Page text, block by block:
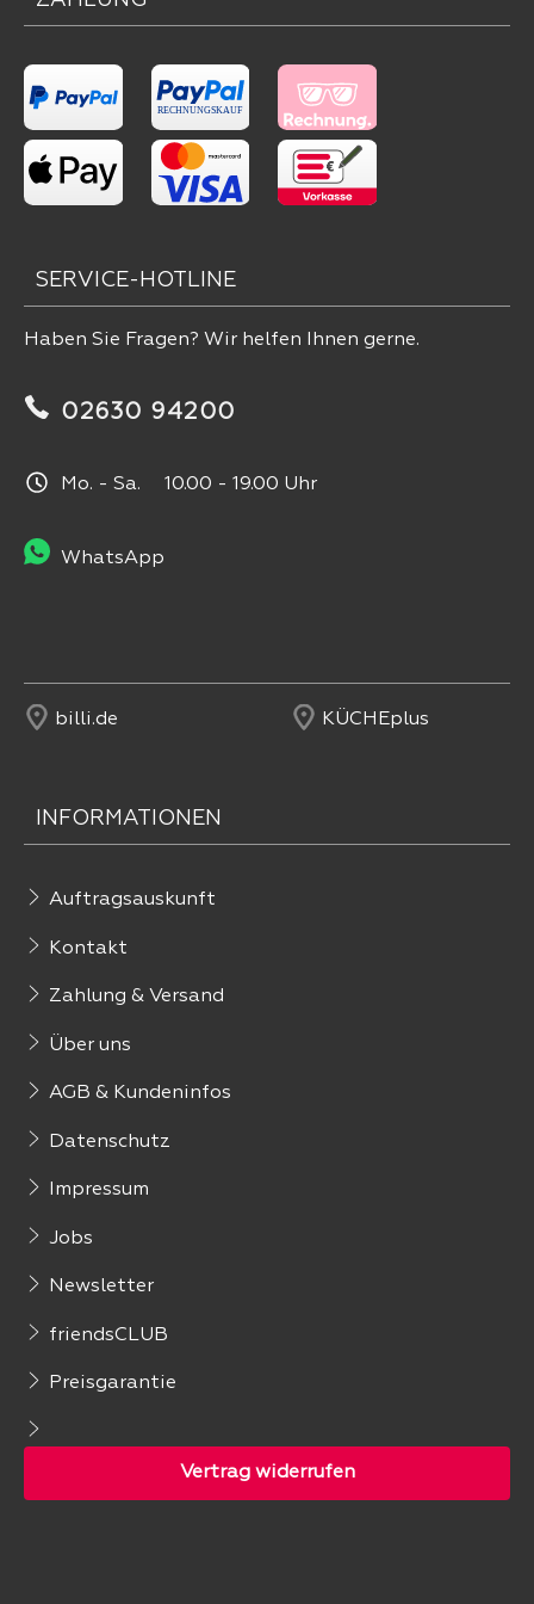
SERVICE-HOTLINE
Haben Sie Fragen? Wir helfen Ihnen gerne.
02630 94200
Mo. - Sa. 10.00 - 19.00 Uhr
WhatsApp
billi.de KÜCHEplus
INFORMATIONEN
Auftragsauskunft
Kontakt
Zahlung & Versand
Über uns
AGB & Kundeninfos
Datenschutz
Impressum
Jobs
Newsletter
friendsCLUB
Preisgarantie